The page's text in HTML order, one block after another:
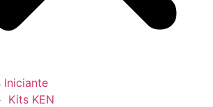
Iniciante
Kits KEN